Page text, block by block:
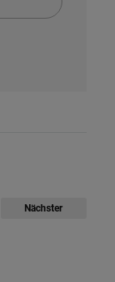
Nächster